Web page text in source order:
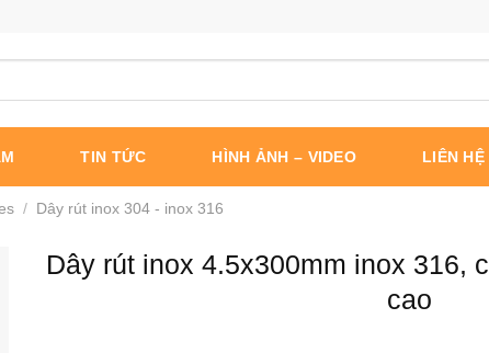
TIN TỨC HÌNH ẢNH – VIDEO LIÊN HỆ
/ Dây rút inox 304 - inox 316
Dây rút inox 4.5x300mm inox 316,
cao